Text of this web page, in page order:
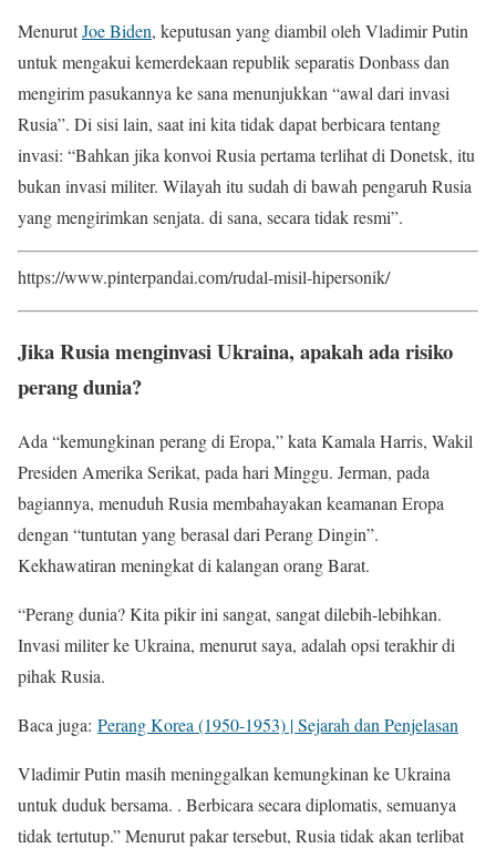
MenurutJoe Biden, keputusan yang diambil oleh Vladimir Putin
untuk mengakui kemerdekaan republik separatis Donbass dan
mengirim pasukannya ke sana menunjukkan “awal dari invasi
Rusia”. Di sisi lain, saat ini kita tidak dapat berbicara tentang
invasi: “Bahkan jika konvoi Rusia pertama terlihat di Donetsk, itu
bukan invasi militer. Wilayah itu sudah di bawah pengaruh Rusia
yang mengirimkan senjata. di sana, secara tidak resmi”.
https://www.pinterpandai.com/rudal-misil-hipersonik/
Jika Rusia menginvasi Ukraina, apakah ada risiko
perang dunia?
Ada “kemungkinan perang di Eropa,” kata Kamala Harris, Wakil
Presiden Amerika Serikat, pada hari Minggu. Jerman, pada
bagiannya, menuduh Rusia membahayakan keamanan Eropa
dengan “tuntutan yang berasal dari Perang Dingin”.
Kekhawatiran meningkat di kalangan orang Barat.
“Perang dunia? Kita pikir ini sangat, sangat dilebih-lebihkan.
Invasi militer ke Ukraina, menurut saya, adalah opsi terakhir di
pihak Rusia.
Baca juga: Perang Korea (1950-1953) | Sejarah dan Penjelasan
Vladimir Putin masih meninggalkan kemungkinan ke Ukraina
untuk duduk bersama. . Berbicara secara diplomatis, semuanya
tidak tertutup.” Menurut pakar tersebut, Rusia tidak akan terlibat